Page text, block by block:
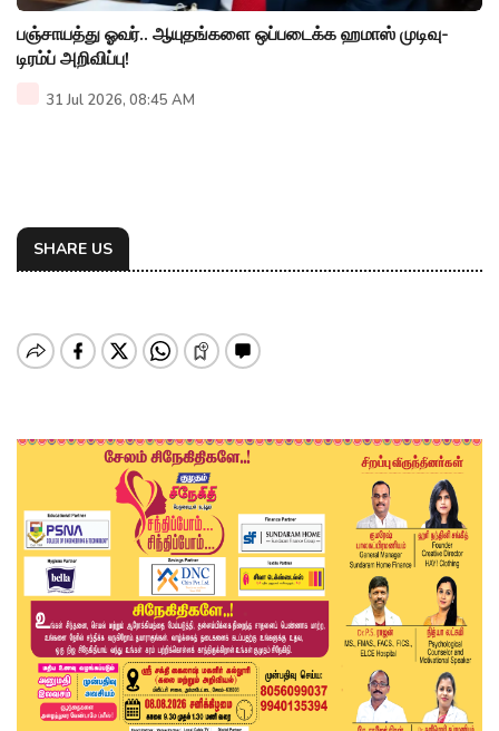
பஞ்சாயத்து ஓவர்.. ஆயுதங்களை ஒப்படைக்க ஹமாஸ் முடிவு-
டிரம்ப் அறிவிப்பு!
31 Jul 2026, 08:45 AM
SHARE US